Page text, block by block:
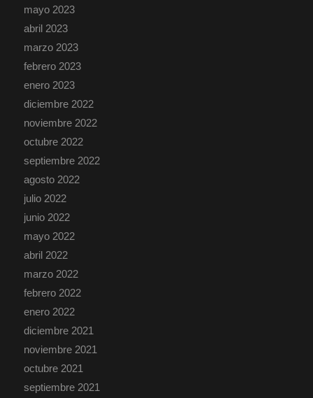
mayo 2023
abril 2023
marzo 2023
febrero 2023
enero 2023
diciembre 2022
noviembre 2022
octubre 2022
septiembre 2022
agosto 2022
julio 2022
junio 2022
mayo 2022
abril 2022
marzo 2022
febrero 2022
enero 2022
diciembre 2021
noviembre 2021
octubre 2021
septiembre 2021